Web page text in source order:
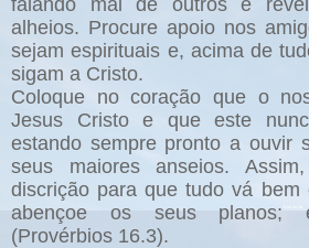
alheios. Procure apoio nos
sejam espirituais e, acima de
sigam a Cristo.
Coloque no coração que o
Jesus Cristo e que este
estando sempre pronto a ouvir
seus maiores anseios.
discrição para que tudo vá
abençoe os seus planos;
(Provérbios 16.3).